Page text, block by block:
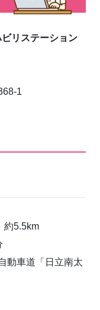
リステーション
1
5.5km
動車道「日立南太